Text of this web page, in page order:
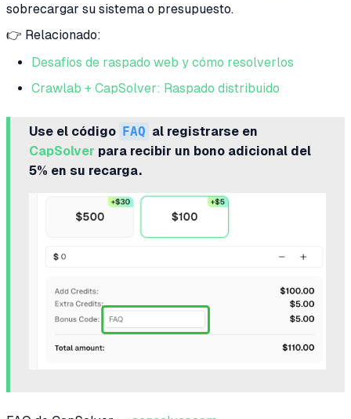
sobrecargar su sistema o presupuesto.
👉 Relacionado:
Desafíos de raspado web y cómo resolverlos
Crawlab + CapSolver: Raspado distribuido
Use el código FAQ al registrarse en
CapSolver para recibir un bono adicional del
5% en su recarga.